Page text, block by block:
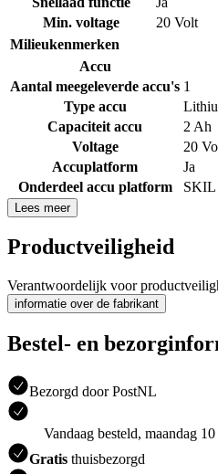
Min. voltage
20 Volt
Milieukenmerken
Accu
Aantal meegeleverde accu's 1
Type accu
Capaciteit accu
2 Ah
Voltage
20
Accuplatform
Ja
Onderdeel accu platform
SKIL
Lees meer
Productveiligheid
Verantwoordelijk voor
informatie over de fabrikant
Bestel- en
Bezorgd door PostNL
Vandaag besteld, maandag
Gratis thuisbezorgd